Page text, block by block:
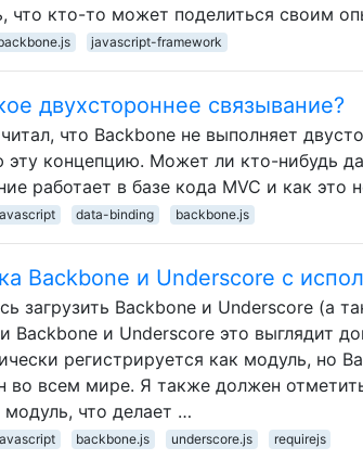
что кто-то может поделиться своим
javascript-framework
двухстороннее связывание?
что Backbone не выполняет
эту концепцию. Может ли кто-нибудь
работает в базе кода MVC и как это
data-binding backbone.js
Backbone и Underscore с
загрузить Backbone и Underscore (а
Backbone и Underscore это выглядит
регистрируется как модуль, но
во всем мире. Я также должен
модуль, что делает …
backbone.js underscore.js requirejs